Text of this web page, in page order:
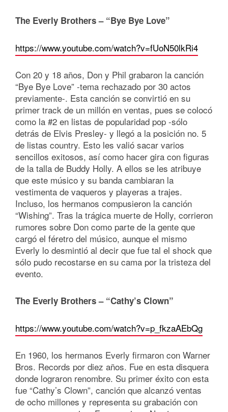
The Everly Brothers – “Bye Bye Love”
https://www.youtube.com/watch?v=fUoN50lkRi4
Con 20 y 18 años, Don y Phil grabaron la canción
“Bye Bye Love” -tema rechazado por 30 actos
previamente-. Esta canción se convirtió en su
primer track de un millón en ventas, pues se colocó
como la #2 en listas de popularidad pop -sólo
detrás de Elvis Presley- y llegó a la posición no. 5
de listas country. Esto les valió sacar varios
sencillos exitosos, así como hacer gira con figuras
de la talla de Buddy Holly. A ellos se les atribuye
que este músico y su banda cambiaran la
vestimenta de vaqueros y playeras a trajes.
Incluso, los hermanos compusieron la canción
“Wishing”. Tras la trágica muerte de Holly, corrieron
rumores sobre Don como parte de la gente que
cargó el féretro del músico, aunque el mismo
Everly lo desmintió al decir que fue tal el shock que
sólo pudo recostarse en su cama por la tristeza del
evento.
The Everly Brothers – “Cathy’s Clown”
https://www.youtube.com/watch?v=p_fkzaAEbQg
En 1960, los hermanos Everly firmaron con Warner
Bros. Records por diez años. Fue en esta disquera
donde lograron renombre. Su primer éxito con esta
fue “Cathy’s Clown”, canción que alcanzó ventas
de ocho millones y representa su grabación con